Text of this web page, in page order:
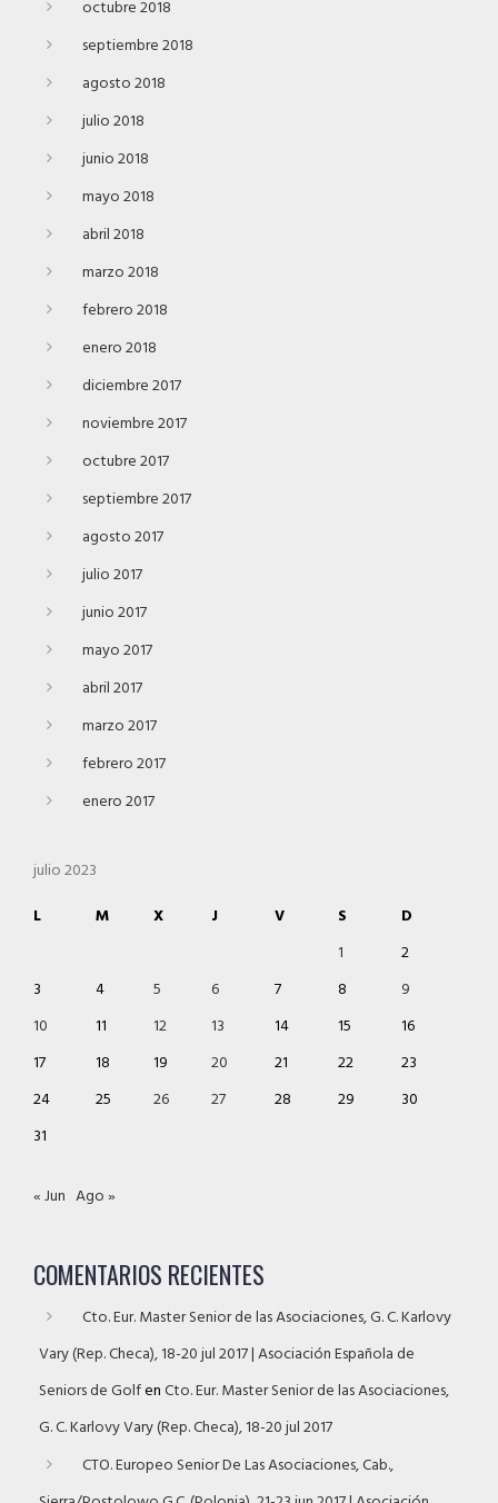
octubre 2018
septiembre 2018
agosto 2018
julio 2018
junio 2018
mayo 2018
abril 2018
marzo 2018
febrero 2018
enero 2018
diciembre 2017
noviembre 2017
octubre 2017
septiembre 2017
agosto 2017
julio 2017
junio 2017
mayo 2017
abril 2017
marzo 2017
febrero 2017
enero 2017
julio 2023
L
M X J V S
D
1
2
3
4 5 6 7 8
9
10
11 12 13 14 15
16
17
18 19 20 21 22
23
24
25 26 27 28 29
30
31
« Jun Ago »
COMENTARIOS RECIENTES
Cto. Eur. Master Senior de las Asociaciones, G. C. Karlovy
Vary (Rep. Checa), 18-20 jul 2017 | Asociación Española de
Seniors de GolfenCto. Eur. Master Senior de las Asociaciones,
G. C. Karlovy Vary (Rep. Checa), 18-20 jul 2017
CTO. Europeo Senior De Las Asociaciones, Cab.,